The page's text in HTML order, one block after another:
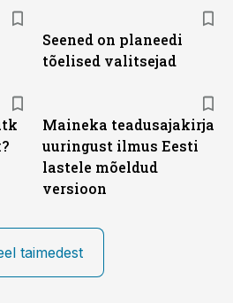
Seened on planeedi
tõelised valitsejad
Maineka teadusajakirja
uuringust ilmus Eesti
lastele mõeldud
versioon
taimedest